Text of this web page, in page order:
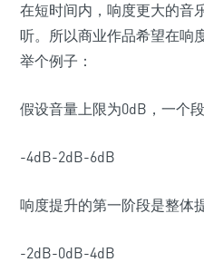
在短时间内，响度更大的音
听。所以商业作品希望在响
举个例子：
假设音量上限为0dB，一个
-4dB-2dB-6dB
响度提升的第一阶段是整体
-2dB-0dB-4dB